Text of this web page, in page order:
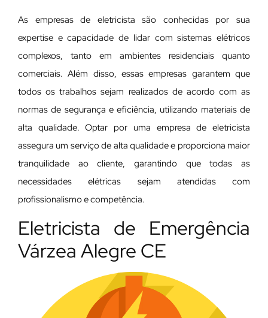
As empresas de eletricista são conhecidas por sua
expertise e capacidade de lidar com sistemas elétricos
complexos, tanto em ambientes residenciais quanto
comerciais. Além disso, essas empresas garantem que
todos os trabalhos sejam realizados de acordo com as
normas de segurança e eficiência, utilizando materiais de
alta qualidade. Optar por uma empresa de eletricista
assegura um serviço de alta qualidade e proporciona maior
tranquilidade ao cliente, garantindo que todas as
necessidades elétricas sejam atendidas com
profissionalismo e competência.
Eletricista de Emergência
Várzea Alegre CE